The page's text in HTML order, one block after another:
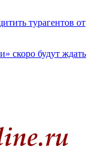
турагентов от
скоро будут ждать